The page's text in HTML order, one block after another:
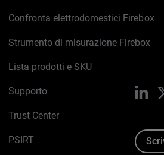
Confronta elettrodomestici Firebox
Strumento di misurazione Firebox
Lista prodotti e SKU
Supporto
Trust Center
PSIRT